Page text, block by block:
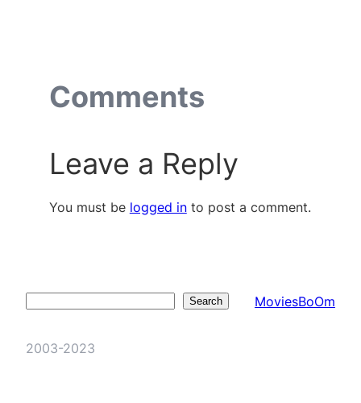
Comments
Leave a Reply
You must be logged into post a comment.
Search MoviesBoOm
2003-2023